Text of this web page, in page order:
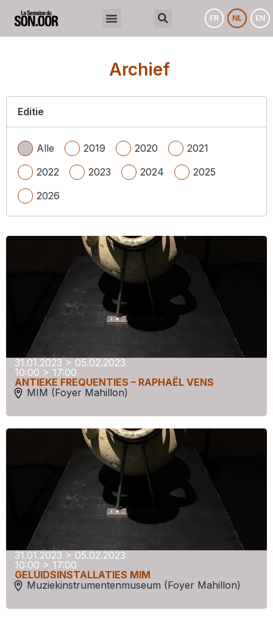
FR NL EN
Archief
Editie
Alle 2019 2020
2021
2022
2023 2024
2025
2026
31.01.2023 > 05.02.2023
10:00 > 17:00
ANTIEKE FREQUENTIES – RAPHAËL VENS
MIM (Foyer Mahillon)
31.01.2023 > 05.02.2023
10:00 > 17:00
GELUIDSINSTALLATIES MIM
Muziekinstrumentenmuseum (Foyer Mahillon)